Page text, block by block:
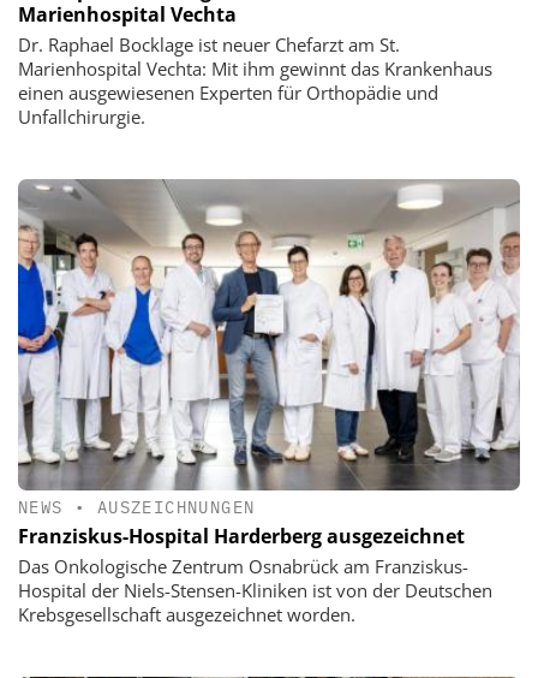
Marienhospital Vechta
Dr. Raphael Bocklage ist neuer Chefarzt am St.
Marienhospital Vechta: Mit ihm gewinnt das Krankenhaus
einen ausgewiesenen Experten für Orthopädie und
Unfallchirurgie.
NEWS • AUSZEICHNUNGEN
Franziskus-Hospital Harderberg ausgezeichnet
Das Onkologische Zentrum Osnabrück am Franziskus-
Hospital der Niels-Stensen-Kliniken ist von der Deutschen
Krebsgesellschaft ausgezeichnet worden.